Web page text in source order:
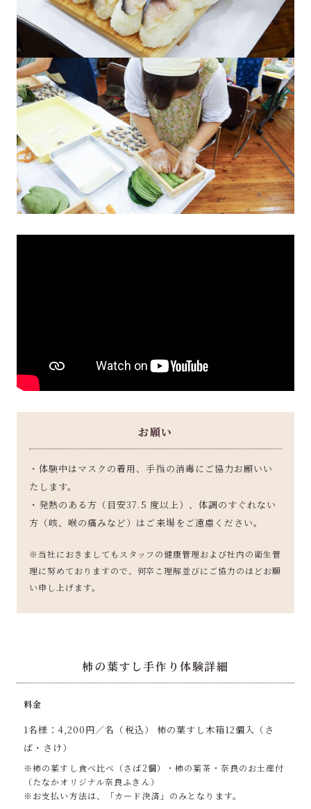
お願い
・体験中はマスクの着用、手指の消毒にご協力お願いい
たします。
・発熱のある方（目安37.5 度以上）、体調のすぐれない
方（咳、喉の痛みなど）はご来場をご遠慮ください。
※当社におきましてもスタッフの健康管理および社内の衛生管
理に努めておりますので、何卒こ理解並びにご協力のほどお願
い申し上げます。
柿の葉すし手作り体験詳細
料金
1名様：4,200円／名（税込） 柿の葉すし木箱12個入（さ
ば・さけ）
※柿の葉すし食べ比べ（さば2個）・柿の葉茶・奈良のお土産付
（たなかオリジナル奈良ふきん）
※お支払い方法は、「カード決済」のみとなります。